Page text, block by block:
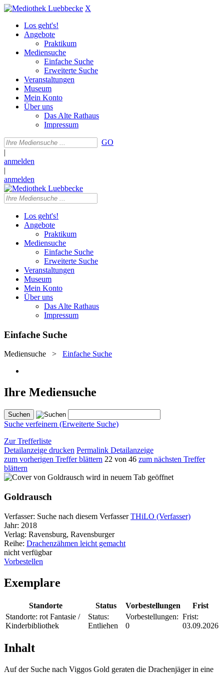
X
Los geht's!
Angebote
Praktikum
Mediensuche
Einfache Suche
Erweiterte Suche
Veranstaltungen
Museum
Mein Konto
Über uns
Das Alte Rathaus
Impressum
GO
|
anmelden
|
anmelden
Los geht's!
Angebote
Praktikum
Mediensuche
Einfache Suche
Erweiterte Suche
Veranstaltungen
Museum
Mein Konto
Über uns
Das Alte Rathaus
Impressum
Einfache Suche
Mediensuche > Einfache Suche
Ihre Mediensuche
Suche verfeinern (Erweiterte Suche)
Zur Trefferliste
Detailanzeige drucken Permalink Detailanzeige
zum vorherigen Treffer blättern 22 von 46 zum nächsten Treffer
blättern
wird in neuem Tab geöffnet
Goldrausch
Verfasser: Suche nach diesem Verfasser THiLO (Verfasser)
Jahr: 2018
Verlag: Ravensburg, Ravensburger
Reihe: Drachenzähmen leicht gemacht
nicht verfügbar
Vorbestellen
Exemplare
Standorte Status Vorbestellungen
Frist
Standorte: rot Fantasie /
Kinderbibliothek
Status:
Entliehen
Vorbestellungen:
0
Frist:
03.09.2026
Inhalt
Auf der Suche nach Viggos Gold geraten die Drachenjäger in eine